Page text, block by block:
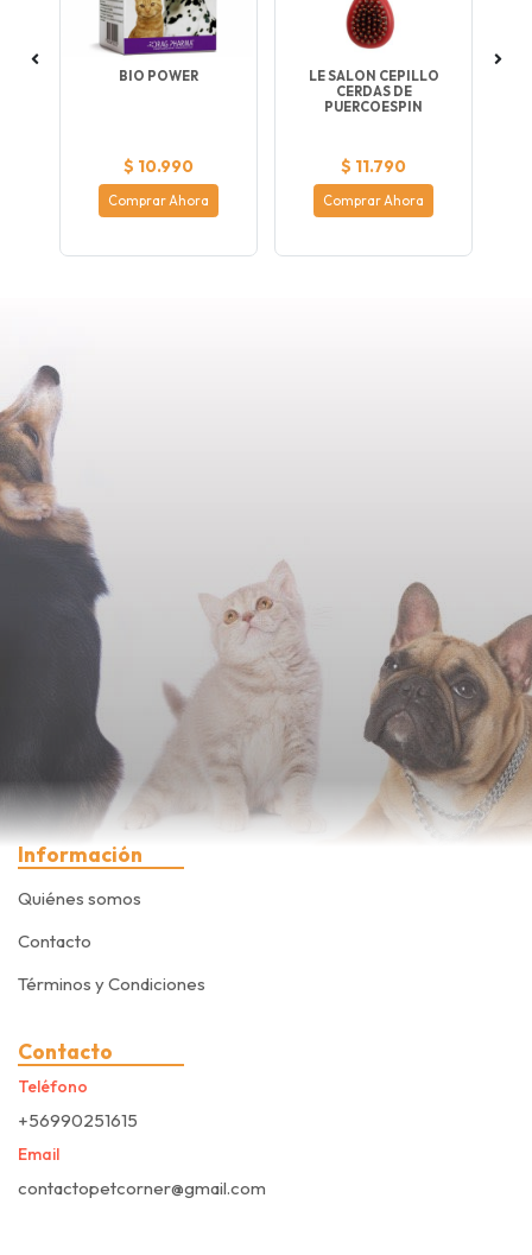
BIO POWER
$ 10.990
Comprar Ahora
LE SALON CEPILLO
CERDAS DE
PUERCOESPIN
$ 11.790
Comprar Ahora
Información
Quiénes somos
Contacto
Términos y Condiciones
Contacto
Teléfono
+56990251615
Email
contactopetcorner@gmail.com